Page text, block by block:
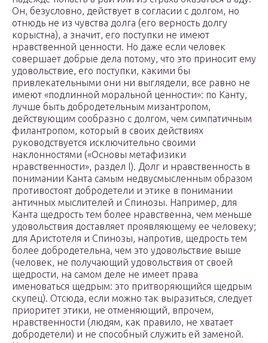
Он, безусловно, действует в согласии с долгом, но
отнюдь не из чувства долга (его верность долгу
корыстна), а значит, его поступки не имеют
нравственной ценности. Но даже если человек
совершает добрые дела потому, что это приносит ему
удовольствие, его поступки, какими бы
привлекательными они ни выглядели, все равно не
имеют «подлинной моральной ценности»: по Канту,
лучше быть добродетельным мизантропом,
действующим сообразно с долгом, чем симпатичным
филантропом, который в своих действиях
руководствуется исключительно своими
наклонностями («Основы метафизики
нравственности», раздел I). Долг и нравственность в
понимании Канта самым недвусмысленным образом
противостоят добродетели и этике в понимании
античных мыслителей и Спинозы. Например, для
Канта щедрость тем более нравственна, чем меньше
удовольствия доставляет проявляющему ее человеку;
для Аристотеля и Спинозы, напротив, щедрость тем
более добродетельна, чем это удовольствие выше
(человек, не получающий удовольствия от своей
щедрости, на самом деле не имеет права
именоваться щедрым: это притворяющийся щедрым
скупец). Отсюда, если можно так выразиться, следует
приоритет этики, не отменяющий, впрочем,
нравственности (людям, как правило, не хватает
добродетели) и не способный служить ей заменой.